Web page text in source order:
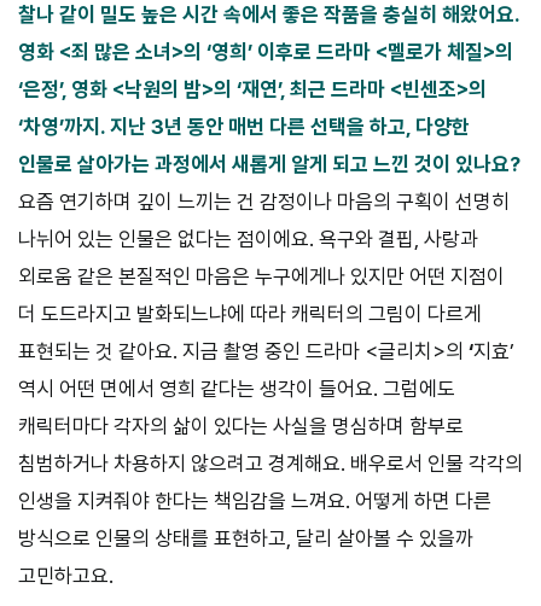
찰나 같이 밀도 높은 시간 속에서 좋은 작품을 충실히 해왔어요.
영화 <죄 많은 소녀>의 ‘영희’ 이후로 드라마 <멜로가 체질>의
‘은정’, 영화 <낙원의 밤>의 ‘재연’, 최근 드라마 <빈센조>의
‘차영’까지. 지난 3년 동안 매번 다른 선택을 하고, 다양한
인물로 살아가는 과정에서 새롭게 알게 되고 느낀 것이 있나요?
요즘 연기하며 깊이 느끼는 건 감정이나 마음의 구획이 선명히
나뉘어 있는 인물은 없다는 점이에요. 욕구와 결핍, 사랑과
외로움 같은 본질적인 마음은 누구에게나 있지만 어떤 지점이
더 도드라지고 발화되느냐에 따라 캐릭터의 그림이 다르게
표현되는 것 같아요. 지금 촬영 중인 드라마 <글리치>의 ‘지효’
역시 어떤 면에서 영희 같다는 생각이 들어요. 그럼에도
캐릭터마다 각자의 삶이 있다는 사실을 명심하며 함부로
침범하거나 차용하지 않으려고 경계해요. 배우로서 인물 각각의
인생을 지켜줘야 한다는 책임감을 느껴요. 어떻게 하면 다른
방식으로 인물의 상태를 표현하고, 달리 살아볼 수 있을까
고민하고요.